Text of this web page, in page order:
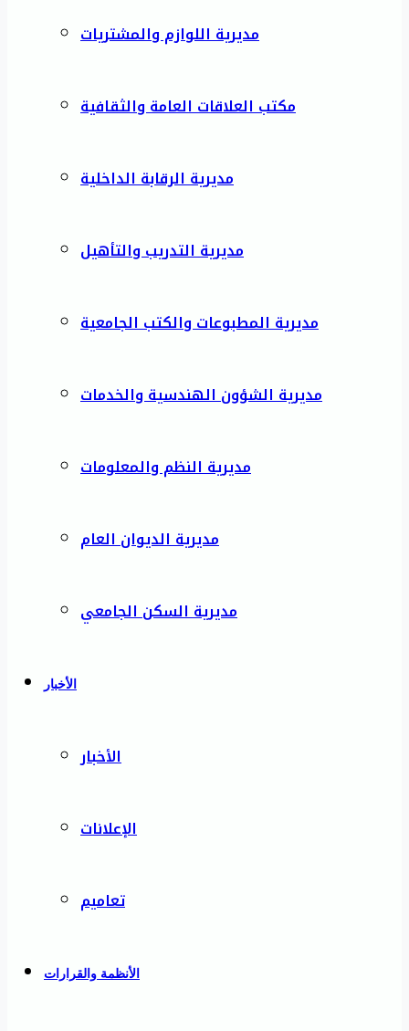
مديرية اللوازم والمشتريات
مكتب العلاقات العامة والثقافية
مديرية الرقابة الداخلية
مديرية التدريب والتأهيل
مديرية المطبوعات والكتب الجامعية
مديرية الشؤون الهندسية والخدمات
مديرية النظم والمعلومات
مديرية الديوان العام
مديرية السكن الجامعي
الأخبار
الأخبار
الإعلانات
تعاميم
الأنظمة والقرارات